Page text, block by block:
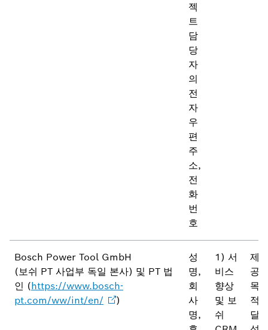
젝
트
담
당
자
의
전
자
우
편
주
소,
전
화
번
호
Bosch Power Tool GmbH
(보쉬 PT 사업부 독일 본사) 및 PT 법
인 (https://www.bosch-
pt.com/ww/int/en/
)
성
명,
회
사
명,
1) 서
비스
향상
및 보
쉬
제
공
목
적
달